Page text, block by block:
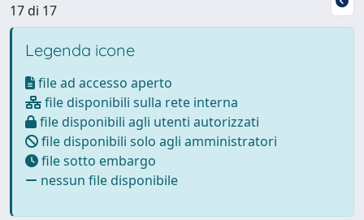
17 di 17
Legenda icone
file ad accesso aperto
file disponibili sulla rete interna
file disponibili agli utenti autorizzati
file disponibili solo agli amministratori
file sotto embargo
nessun file disponibile